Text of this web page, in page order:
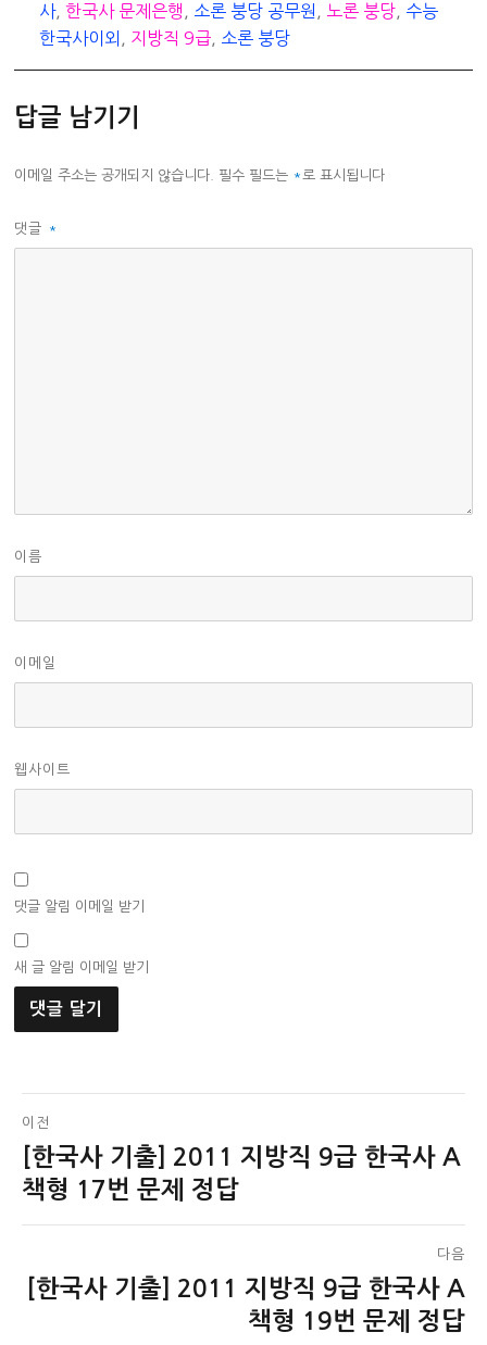
사,한국사 문제은행 소론 붕당 공무원 노론 붕당
수능
한국사이외
지방직 9급 소론 붕당
답글 남기기
이메일 주소는 공개되지 않습니다. 필수 필드는 *로 표시됩니다
댓글 *
이름
이메일
웹사이트
댓글 알림 이메일 받기
새 글 알림 이메일 받기
글
탐
색
이전
이
전
[한국사 기출] 2011 지방직 9급 한국사 A
책형 17번 문제 정답
다음
다[한국사 기출] 2011 지방직 9급 한국사 A
책형 19번 문제 정답